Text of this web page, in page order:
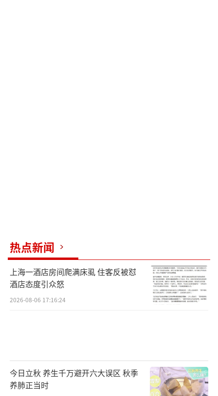
热点新闻
上海一酒店房间爬满床虱 住客反被怼
酒店态度引众怒
2026-08-06 17:16:24
今日立秋 养生千万避开六大误区 秋季
养肺正当时